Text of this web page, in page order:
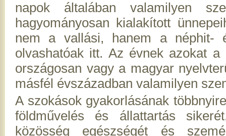
napok általában valamilyen
hagyományosan kialakított
nem a vallási, hanem a néphit-
olvashatóak itt. Az évnek azokat
országosan vagy a magyar
másfél évszázadban valamilyen
A szokások gyakorlásának
földművelés és állattartás
közösség egészségét és